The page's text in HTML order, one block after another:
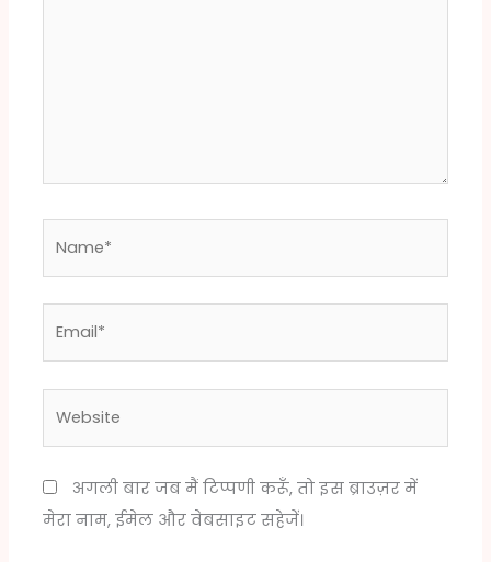
अगली बार जब मैं टिप्पणी करूँ, तो इस ब्राउज़र में
मेरा नाम, ईमेल और वेबसाइट सहेजें।